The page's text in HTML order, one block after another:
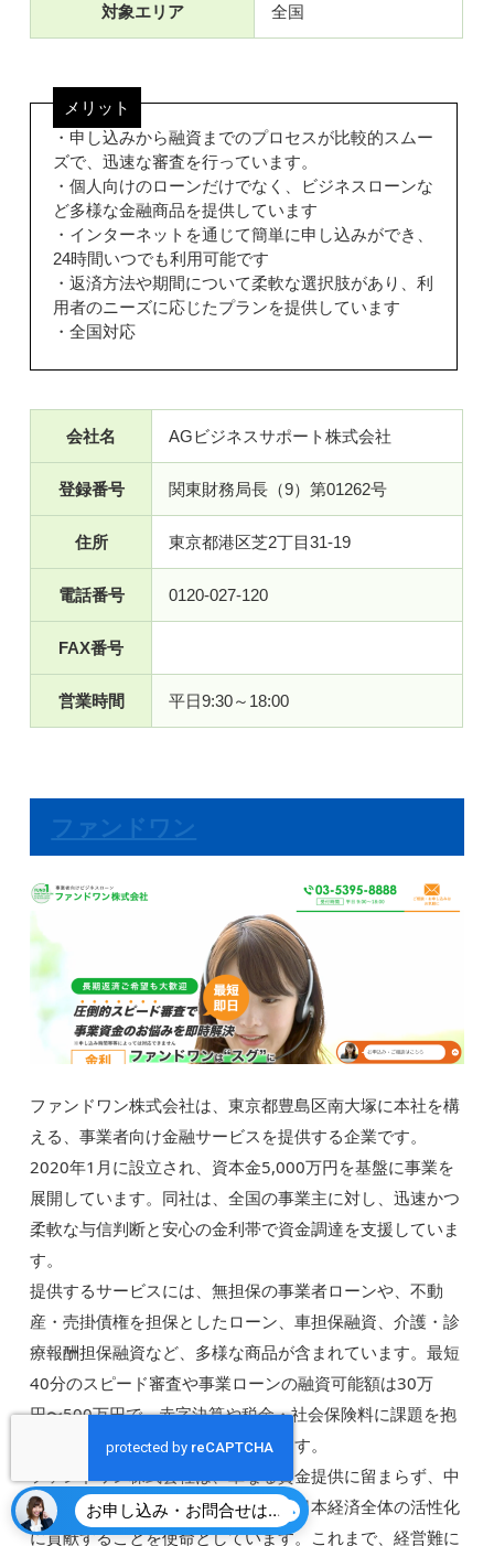
対象エリア 全国
メリット
・申し込みから融資までのプロセスが比較的スムー
ズで、迅速な審査を行っています。
・個人向けのローンだけでなく、ビジネスローンな
ど多様な金融商品を提供しています
・インターネットを通じて簡単に申し込みができ、
24時間いつでも利用可能です
・返済方法や期間について柔軟な選択肢があり、利
用者のニーズに応じたプランを提供しています
・全国対応
会社名 AGビジネスサポート株式会社
登録番号 関東財務局長（9）第01262号
住所 東京都港区芝2丁目31-19
電話番号 0120-027-120
FAX番号
営業時間 平日9:30～18:00
ファンドワン
ファンドワン株式会社は、東京都豊島区南大塚に本社を構
える、事業者向け金融サービスを提供する企業です。
2020年1月に設立され、資本金5,000万円を基盤に事業を
展開しています。同社は、全国の事業主に対し、迅速かつ
柔軟な与信判断と安心の金利帯で資金調達を支援していま
す。
提供するサービスには、無担保の事業者ローンや、不動
産・売掛債権を担保としたローン、車担保融資、介護・診
療報酬担保融資など、多様な商品が含まれています。最短
40分のスピード審査や事業ローンの融資可能額は30万
円〜500万円で、赤字決算や税金・社会保険料に課題を抱
える事業主にも柔軟に対応しています。
ファンドワン株式会社は、単なる資金提供に留まらず、中
小企業の成長を支援し、地域社会や日本経済全体の活性化
に貢献することを使命としています。これまで、経営難に
お申し込み・お問合せはこちら